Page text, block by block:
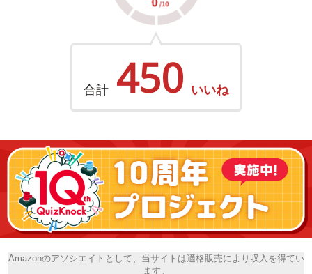
合計 450 いいね
Amazonのアソシエイトとして、当サイトは適格販売により収入を得てい
ます。